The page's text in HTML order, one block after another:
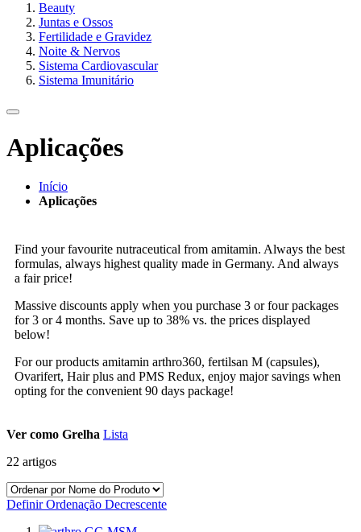
Beauty
Juntas e Ossos
Fertilidade e Gravidez
Noite & Nervos
Sistema Cardiovascular
Sistema Imunitário
Aplicações
Início
Aplicações
Find your favourite nutraceutical from amitamin. Always the best
formulas, always highest quality made in Germany. And always
a fair price!
Massive discounts apply when you purchase 3 or four packages
for 3 or 4 months. Save up to 38% vs. the prices displayed
below!
For our products amitamin arthro360, fertilsan M (capsules),
Ovarifert, Hair plus and PMS Redux, enjoy major savings when
opting for the convenient 90 days package!
Ver como Grelha Lista
22 artigos
Definir Ordenação Decrescente